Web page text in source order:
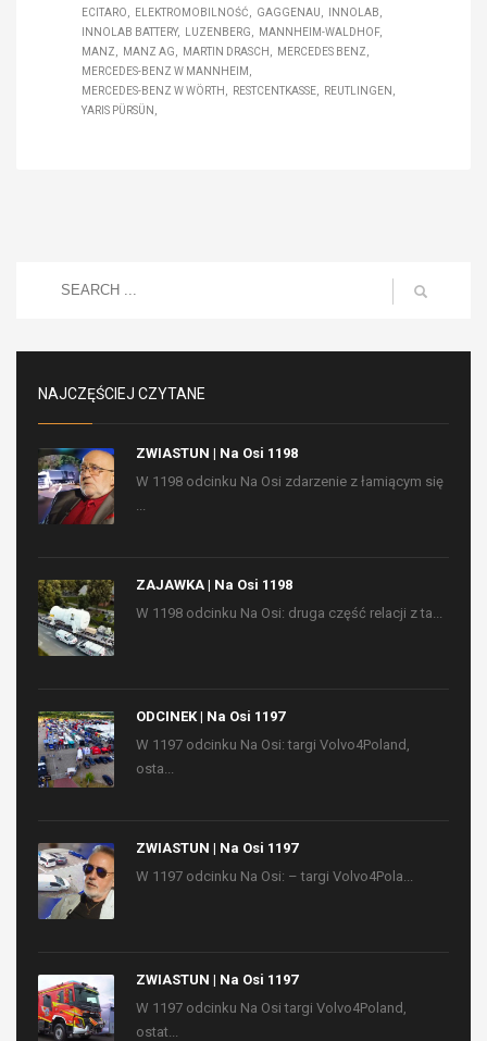
ECITARO
ELEKTROMOBILNOŚĆ GAGGENAU
INNOLAB
INNOLAB BATTERY
LUZENBERG
MANNHEIM-WALDHOF
MANZ
MANZ AG MARTIN DRASCH
MERCEDES BENZ
MERCEDES-BENZ W MANNHEIM
MERCEDES-BENZ W WÖRTH
RESTCENTKASSE
REUTLINGEN
YARIS PÜRSÜN
NAJCZĘŚCIEJ CZYTANE
ZWIASTUN | Na Osi 1198
W 1198 odcinku Na Osi zdarzenie z łamiącym się
ZAJAWKA | Na Osi 1198
W 1198 odcinku Na Osi: druga część relacji z ta...
ODCINEK | Na Osi 1197
W 1197 odcinku Na Osi: targi Volvo4Poland,
osta...
ZWIASTUN | Na Osi 1197
W 1197 odcinku Na Osi: – targi Volvo4Pola...
ZWIASTUN | Na Osi 1197
W 1197 odcinku Na Osi targi Volvo4Poland,
ostat...